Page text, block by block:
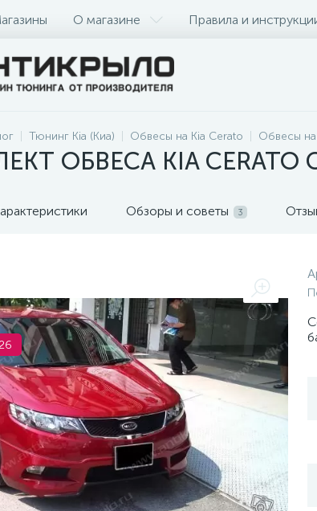
О магазине Правила и
Тюнинг Kia (Киа) Обвесы на Kia Cerato Обвесы
ОБВЕСА KIA CERATO
Обзоры и советы 3